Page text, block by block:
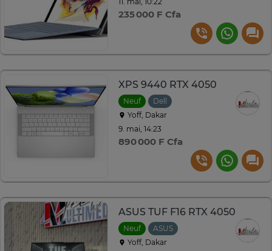
235 000 F Cfa
XPS 9440 RTX 4050
Neuf
Dell
Yoff, Dakar
9. mai, 14:23
890 000 F Cfa
ASUS TUF F16 RTX 4050
Neuf
ASUS
Yoff, Dakar